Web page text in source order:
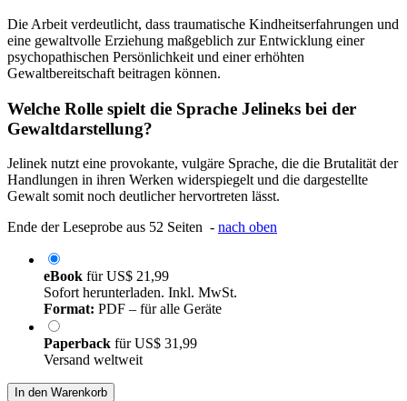
Die Arbeit verdeutlicht, dass traumatische Kindheitserfahrungen und
eine gewaltvolle Erziehung maßgeblich zur Entwicklung einer
psychopathischen Persönlichkeit und einer erhöhten
Gewaltbereitschaft beitragen können.
Welche Rolle spielt die Sprache Jelineks bei der
Gewaltdarstellung?
Jelinek nutzt eine provokante, vulgäre Sprache, die die Brutalität der
Handlungen in ihren Werken widerspiegelt und die dargestellte
Gewalt somit noch deutlicher hervortreten lässt.
Ende der Leseprobe aus 52 Seiten - nach oben
eBook fürUS$ 21,99
Sofort herunterladen. Inkl. MwSt.
Format: PDF – für alle Geräte
Paperback fürUS$ 31,99
Versand weltweit
In den Warenkorb